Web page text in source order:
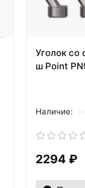
Уголок со
ш Point
2294 ₽